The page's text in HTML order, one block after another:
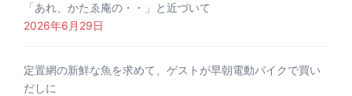
「あれ、かたゑ庵の・・」と近づいて
2026年6月29日
定置網の新鮮な魚を求めて、ゲストが早朝電動バイクで買い
だしに